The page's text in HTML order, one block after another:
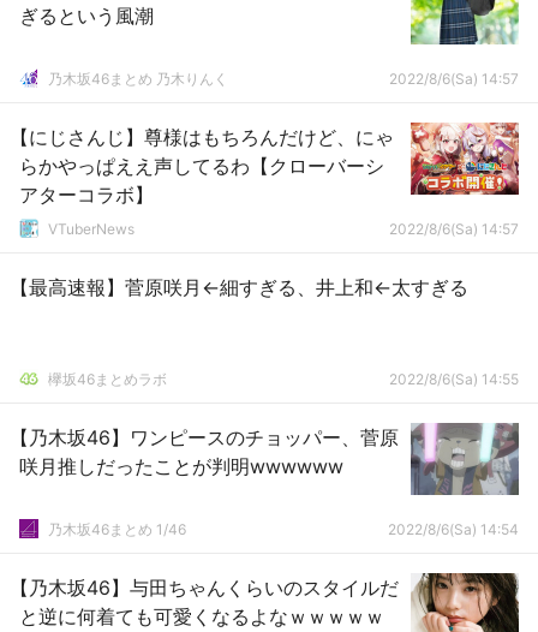
ぎるという風潮
乃木坂46まとめ 乃木りんく 2022/8/6(Sa) 14:57
【にじさんじ】尊様はもちろんだけど、にゃ
らかやっぱええ声してるわ【クローバーシ
アターコラボ】
VTuberNews 2022/8/6(Sa) 14:57
【最高速報】菅原咲月←細すぎる、井上和←太すぎる
欅坂46まとめラボ 2022/8/6(Sa) 14:55
【乃木坂46】ワンピースのチョッパー、菅原
咲月推しだったことが判明wwwwww
乃木坂46まとめ 1/46 2022/8/6(Sa) 14:54
【乃木坂46】与田ちゃんくらいのスタイルだ
と逆に何着ても可愛くなるよなｗｗｗｗｗ